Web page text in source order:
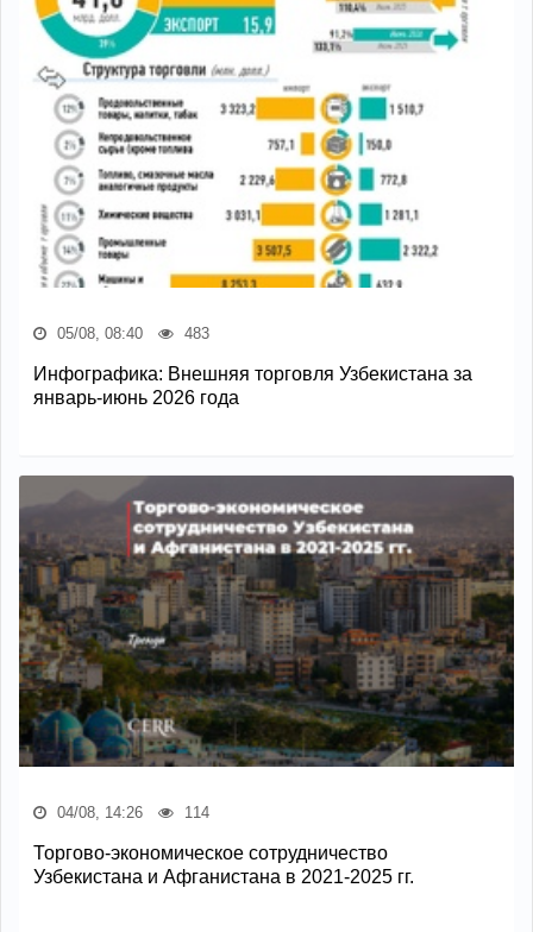
05/08, 08:40 483
Инфографика: Внешняя торговля Узбекистана за
январь-июнь 2026 года
04/08, 14:26 114
Торгово-экономическое сотрудничество
Узбекистана и Афганистана в 2021-2025 гг.